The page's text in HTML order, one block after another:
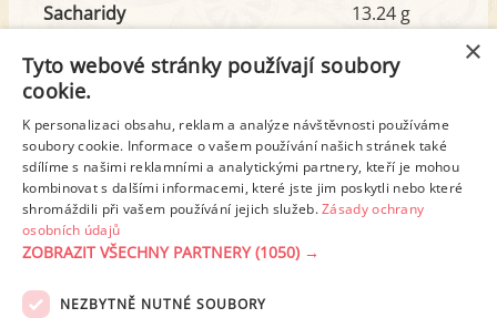
Sacharidy
13.24 g
Tuk
z toho nas. mastné kyseliny
10.85 g
2.97 g
Detailní rozpis
×
Tyto webové stránky používají soubory
cookie.
K personalizaci obsahu, reklam a analýze návštěvnosti používáme
soubory cookie. Informace o vašem používání našich stránek také
sdílíme s našimi reklamními a analytickými partnery, kteří je mohou
kombinovat s dalšími informacemi, které jste jim poskytli nebo které
shromáždili při vašem používání jejich služeb.Zásady ochrany
osobních údajů
ZOBRAZIT VŠECHNY PARTNERY(1050) →
NEZBYTNĚ NUTNÉ SOUBORY